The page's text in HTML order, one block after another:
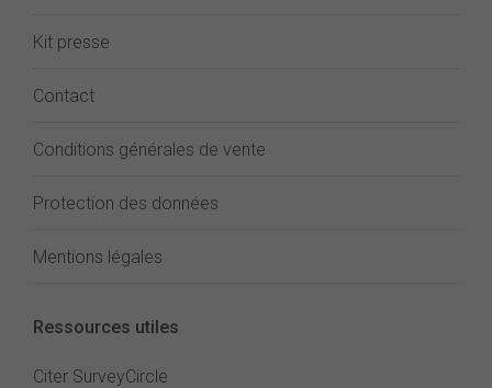
Kit presse
Contact
Conditions générales de vente
Protection des données
Mentions légales
Ressources utiles
Citer SurveyCircle